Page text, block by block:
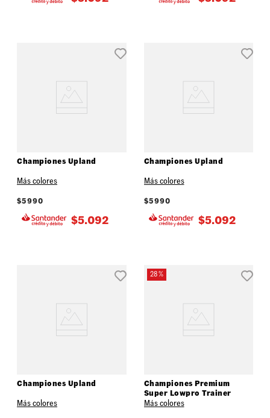
Championes Upland
Más colores
$5990
$5.092
Championes Upland
Más colores
$5990
$5.092
Championes Upland
Más colores
28 %
Championes Premium
Super Lowpro Trainer
Más colores